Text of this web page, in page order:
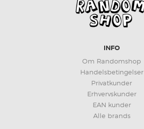
INFO
Om Randomshop
Handelsbetingelser
Privatkunder
Erhvervskunder
EAN kunder
Alle brands